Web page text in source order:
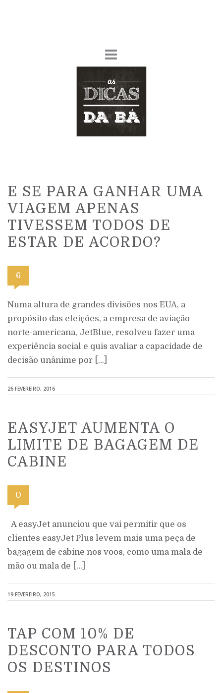
E SE PARA GANHAR UMA
VIAGEM APENAS
TIVESSEM TODOS DE
ESTAR DE ACORDO?
6
Numa altura de grandes divisões nos EUA, a
propósito das eleições, a empresa de aviação
norte-americana, JetBlue, resolveu fazer uma
experiência social e quis avaliar a capacidade de
decisão unânime por […]
26 FEVEREIRO, 2016
EASYJET AUMENTA O
LIMITE DE BAGAGEM DE
CABINE
0
A easyJet anunciou que vai permitir que os
clientes easyJet Plus levem mais uma peça de
bagagem de cabine nos voos, como uma mala de
mão ou mala de […]
19 FEVEREIRO, 2015
TAP COM 10% DE
DESCONTO PARA TODOS
OS DESTINOS